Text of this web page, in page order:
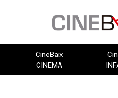
CineBaix
CINEMA